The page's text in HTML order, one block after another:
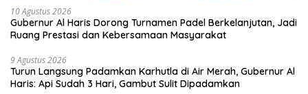
10 Agustus 2026
Gubernur Al Haris Dorong Turnamen Padel Berkelanjutan, Jadi
Ruang Prestasi dan Kebersamaan Masyarakat
9 Agustus 2026
Turun Langsung Padamkan Karhutla di Air Merah, Gubernur Al
Haris: Api Sudah 3 Hari, Gambut Sulit Dipadamkan